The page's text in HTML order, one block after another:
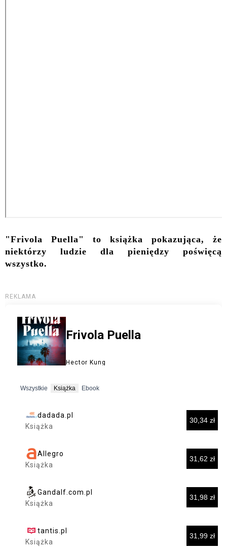
"Frivola Puella" to książka pokazująca, że
niektórzy ludzie dla pieniędzy poświęcą
wszystko.